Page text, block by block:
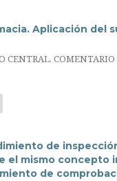
Aplicación
COMENTARIO
de
el mismo concepto
de